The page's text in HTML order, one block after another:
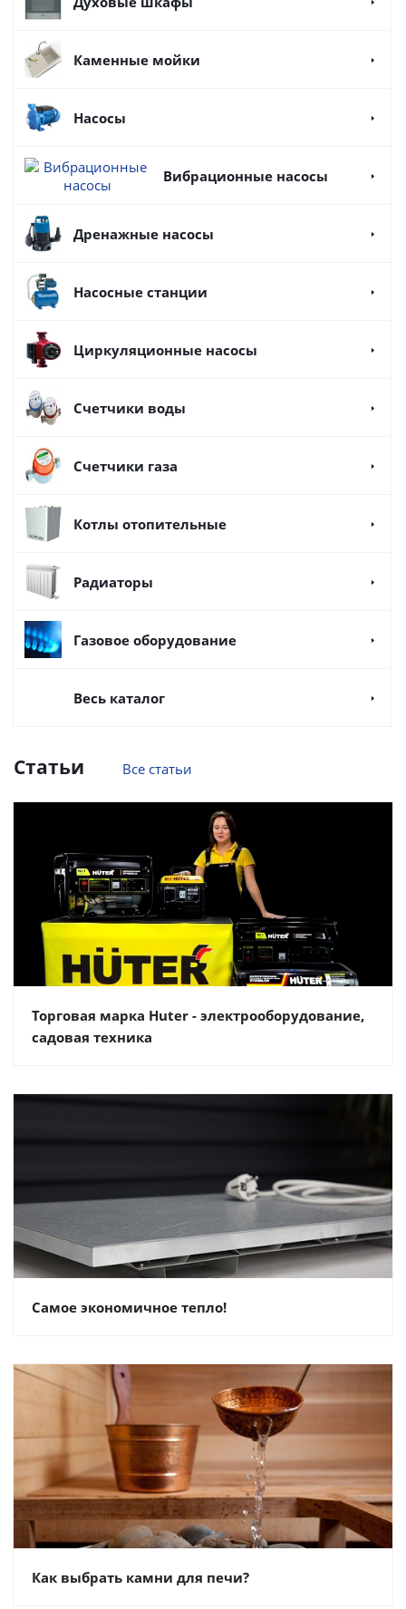
Каменные мойки
Насосы
Вибрационные насосы
Дренажные насосы
Насосные станции
Циркуляционные насосы
Счетчики воды
Счетчики газа
Котлы отопительные
Радиаторы
Газовое оборудование
Весь каталог
Статьи Все статьи
Торговая марка Huter - электрооборудование,
садовая техника
Самое экономичное тепло!
Как выбрать камни для печи?